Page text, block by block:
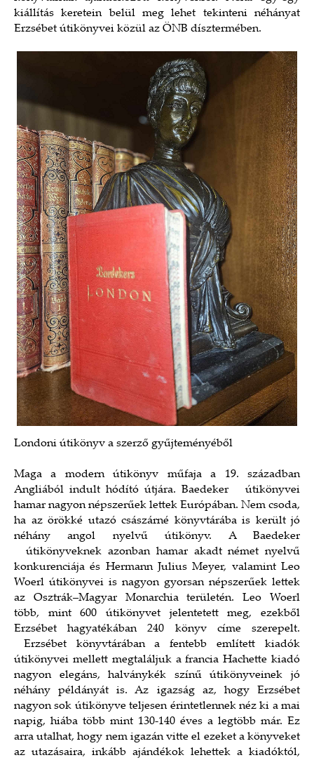
kiállítás keretein belül meg lehet tekinteni néhányat
Erzsébet útikönyvei közül az ÖNB dísztermében.
Londoni útikönyv a szerző gyűjteményéből
Maga a modern útikönyv műfaja a 19. században
Angliából indult hódító útjára. Baedeker útikönyvei
hamar nagyon népszerűek lettek Európában. Nem csoda,
ha az örökké utazó császárné könyvtárába is került jó
néhány angol nyelvű útikönyv. A Baedeker
útikönyveknek azonban hamar akadt német nyelvű
konkurenciája és Hermann Julius Meyer, valamint Leo
Woerl útikönyvei is nagyon gyorsan népszerűek lettek
az Osztrák–Magyar Monarchia területén. Leo Woerl
több, mint 600 útikönyvet jelentetett meg, ezekből
Erzsébet hagyatékában 240 könyv címe szerepelt.
Erzsébet könyvtárában a fentebb említett kiadók
útikönyvei mellett megtaláljuk a francia Hachette kiadó
nagyon elegáns, halványkék színű útikönyveinek jó
néhány példányát is. Az igazság az, hogy Erzsébet
nagyon sok útikönyve teljesen érintetlennek néz ki a mai
napig, hiába több mint 130-140 éves a legtöbb már. Ez
arra utalhat, hogy nem igazán vitte el ezeket a könyveket
az utazásaira, inkább ajándékok lehettek a kiadóktól,